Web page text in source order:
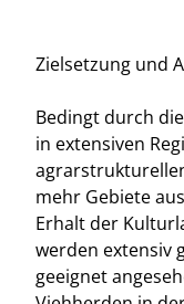
Zielsetzung und
Bedingt durch
in extensiven
mehr Gebiete
Erhalt der
werden extensiv
geeignet